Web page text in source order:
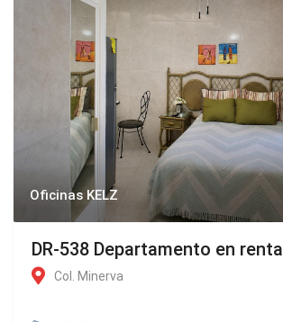
Oficinas KELZ
DR-538 Departamento en renta
Col. Minerva